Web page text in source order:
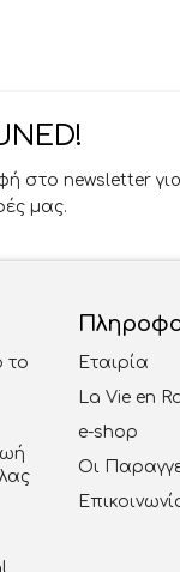
στο newsletter
μας.
το
Εταιρία
La Vie en
e-shop
Οι